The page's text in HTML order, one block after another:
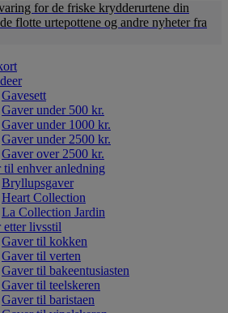
for de friske krydderurtene din
flotte urtepottene og andre nyheter fra
Gavesett
Gaver under 500 kr.
Gaver under 1000 kr.
Gaver under 2500 kr.
Gaver over 2500 kr.
til enhver anledning
Bryllupsgaver
Heart Collection
La Collection Jardin
etter livsstil
Gaver til kokken
Gaver til verten
Gaver til bakeentusiasten
Gaver til teelskeren
Gaver til baristaen